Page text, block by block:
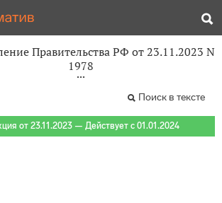
Правительства РФ от 23.11.2023 N
1978
Поиск в тексте
от 23.11.2023 — Действует с 01.01.2024